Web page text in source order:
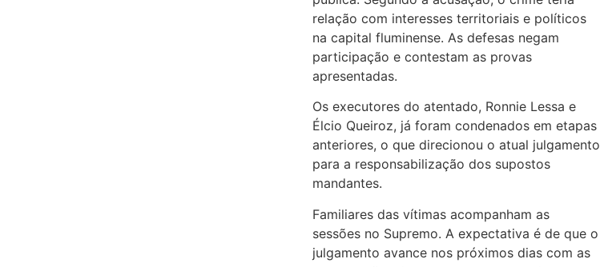
relação com interesses territoriais e políticos
na capital fluminense. As defesas negam
participação e contestam as provas
apresentadas.
Os executores do atentado, Ronnie Lessa e
Élcio Queiroz, já foram condenados em etapas
anteriores, o que direcionou o atual julgamento
para a responsabilização dos supostos
mandantes.
Familiares das vítimas acompanham as
sessões no Supremo. A expectativa é de que o
julgamento avance nos próximos dias com as